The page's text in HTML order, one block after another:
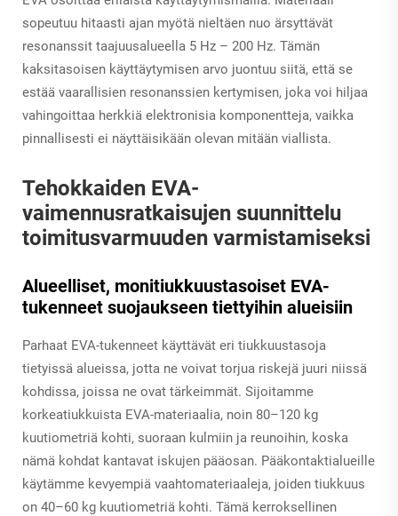
sopeutuu hitaasti ajan myötä nieltäen nuo ärsyttävät
resonanssit taajuusalueella 5 Hz – 200 Hz. Tämän
kaksitasoisen käyttäytymisen arvo juontuu siitä, että se
estää vaarallisien resonanssien kertymisen, joka voi hiljaa
vahingoittaa herkkiä elektronisia komponentteja, vaikka
pinnallisesti ei näyttäisikään olevan mitään viallista.
Tehokkaiden EVA-
vaimennusratkaisujen suunnittelu
toimitusvarmuuden varmistamiseksi
Alueelliset, monitiukkuustasoiset EVA-
tukenneet suojaukseen tiettyihin alueisiin
Parhaat EVA-tukenneet käyttävät eri tiukkuustasoja
tietyissä alueissa, jotta ne voivat torjua riskejä juuri niissä
kohdissa, joissa ne ovat tärkeimmät. Sijoitamme
korkeatiukkuista EVA-materiaalia, noin 80–120 kg
kuutiometriä kohti, suoraan kulmiin ja reunoihin, koska
nämä kohdat kantavat iskujen pääosan. Pääkontaktialueille
käytämme kevyempiä vaahtomateriaaleja, joiden tiukkuus
on 40–60 kg kuutiometriä kohti. Tämä kerroksellinen